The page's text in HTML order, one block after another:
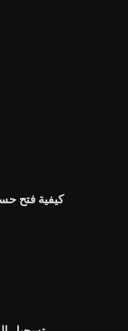
كيفية فتح